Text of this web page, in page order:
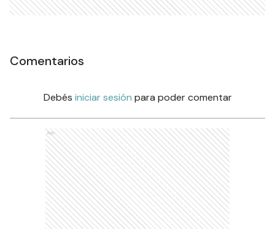
Comentarios
Debés iniciar sesión para poder comentar
Ads